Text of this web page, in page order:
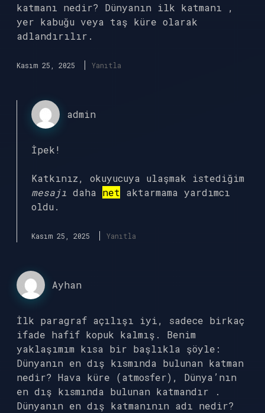
katmanı nedir? Dünyanın ilk katmanı ,
yer kabuğu veya taş küre olarak
adlandırılır.
Kasım 25, 2025 Yanıtla
admin
İpek!
Katkınız, okuyucuya ulaşmak istediğim
mesajı daha net aktarmama yardımcı
oldu.
Kasım 25, 2025 Yanıtla
Ayhan
İlk paragraf açılışı iyi, sadece birkaç
ifade hafif kopuk kalmış. Benim
yaklaşımım kısa bir başlıkla şöyle:
Dünyanın en dış kısmında bulunan katman
nedir? Hava küre (atmosfer), Dünya’nın
en dış kısmında bulunan katmandır .
Dünyanın en dış katmanının adı nedir?